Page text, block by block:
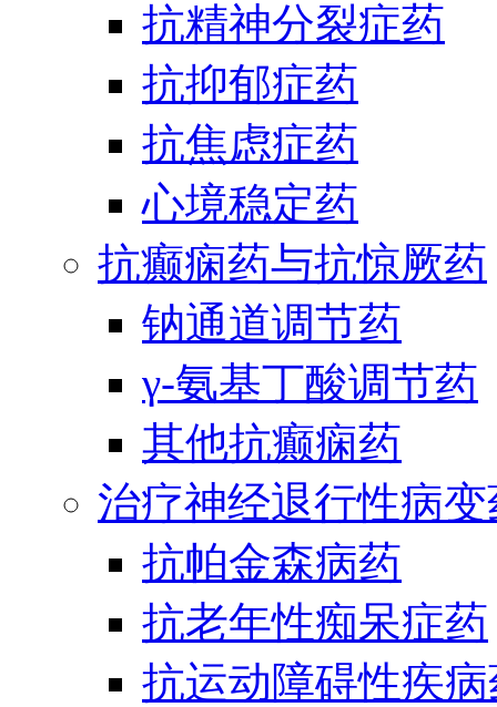
抗精神分裂症药
抗抑郁症药
抗焦虑症药
心境稳定药
抗癫痫药与抗惊厥药
钠通道调节药
γ-氨基丁酸调节药
其他抗癫痫药
治疗神经退行性病
抗帕金森病药
抗老年性痴呆症药
抗运动障碍性疾